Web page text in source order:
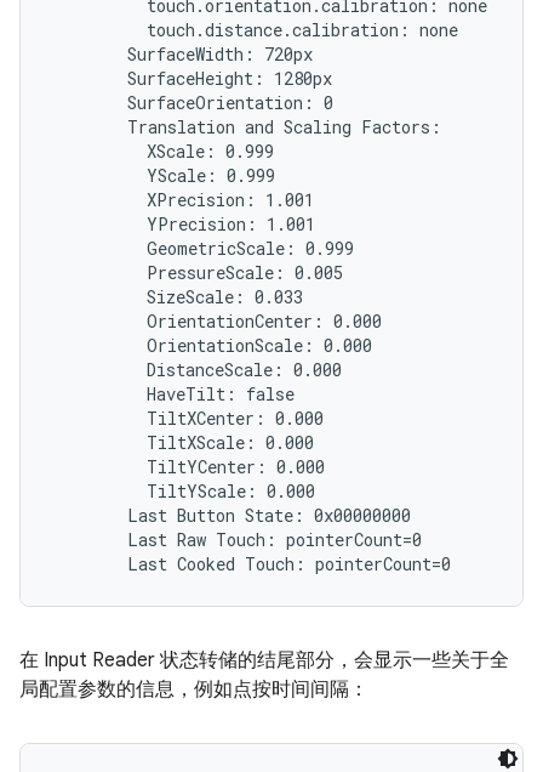
          touch.orientation.calibration: none
          touch.distance.calibration: none
        SurfaceWidth: 720px
        SurfaceHeight: 1280px
        SurfaceOrientation: 0
        Translation and Scaling Factors:
          XScale: 0.999
          YScale: 0.999
          XPrecision: 1.001
          YPrecision: 1.001
          GeometricScale: 0.999
          PressureScale: 0.005
          SizeScale: 0.033
          OrientationCenter: 0.000
          OrientationScale: 0.000
          DistanceScale: 0.000
          HaveTilt: false
          TiltXCenter: 0.000
          TiltXScale: 0.000
          TiltYCenter: 0.000
          TiltYScale: 0.000
        Last Button State: 0x00000000
        Last Raw Touch: pointerCount=0
在 Input Reader 状态转储的结尾部分，会显示一些关于全
局配置参数的信息，例如点按时间间隔：